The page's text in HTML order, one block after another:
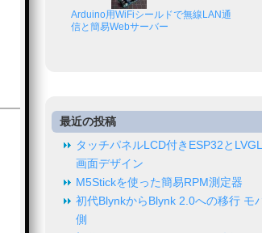
Arduino用WiFiシールドで無線LAN通
信と簡易Webサーバー
最近の投稿
タッチパネルLCD付きESP32と
画面デザイン
M5Stickを使った簡易RPM測定器
初代BlynkからBlynk 2.0への移行 モ
側